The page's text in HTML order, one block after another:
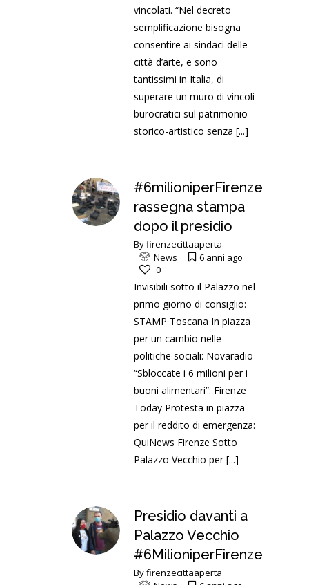
vincolati. “Nel decreto
semplificazione bisogna
consentire ai sindaci delle
città d’arte, e sono
tantissimi in Italia, di
superare un muro di vincoli
burocratici sul patrimonio
storico-artistico senza [...]
#6milioniperFirenze
rassegna stampa
dopo il presidio
Byfirenzecittaaperta
News
6 anni ago
0
Invisibili sotto il Palazzo nel
primo giorno di consiglio:
STAMP Toscana In piazza
per un cambio nelle
politiche sociali: Novaradio
“Sbloccate i 6 milioni per i
buoni alimentari”: Firenze
Today Protesta in piazza
per il reddito di emergenza:
QuiNews Firenze Sotto
Palazzo Vecchio per[...]
Presidio davanti a
Palazzo Vecchio
#6MilioniperFirenze
Byfirenzecittaaperta